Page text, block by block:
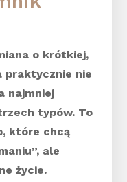
o krótkiej,
praktycznie nie
najmniej
typów. To
które chcą
ale
życie.